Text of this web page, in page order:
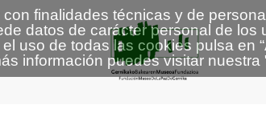
finalidades técnicas y de
datos de carácter personal de los
uso de todas las cookies pulsa en “
información puedes visitar nuestra